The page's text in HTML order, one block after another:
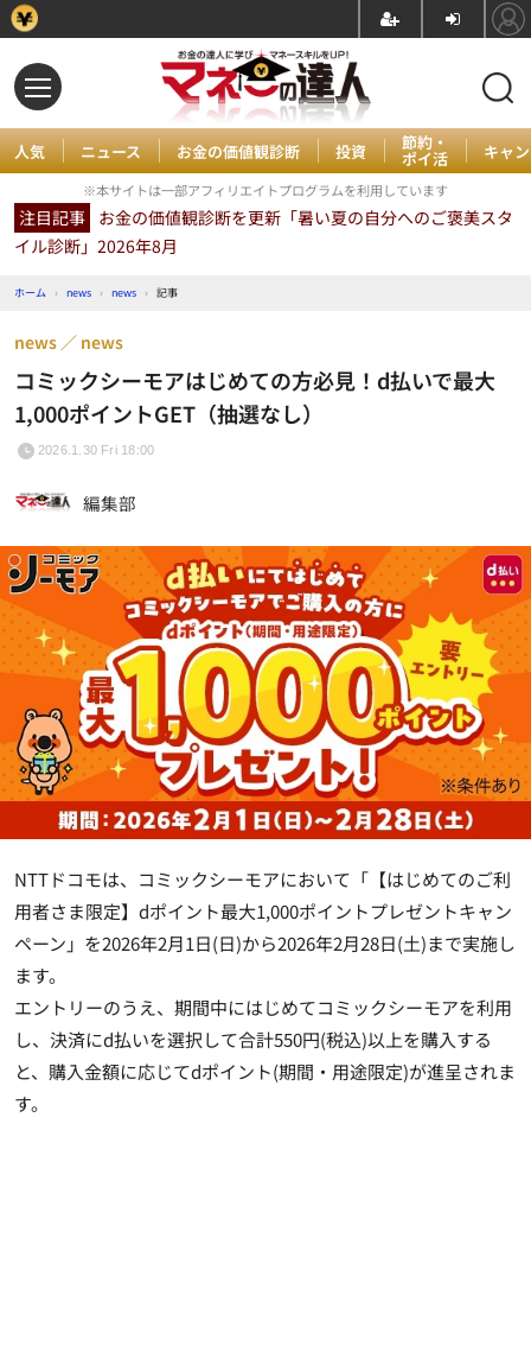
人気 ニュース お金の価値観診断 投資 節約・
ポイ活 キャ
※本サイトは一部アフィリエイトプログラムを利用しています
注目記事 お金の価値観診断を更新「暑い夏の自分へのご褒美スタ
イル診断」2026年8月
ホーム › news › news › 記事
コミックシーモアはじめての方必見！d払いで最大
1,000ポイントGET（抽選なし）
news news
2026.1.30 Fri 18:00
編集部
NTTドコモは、コミックシーモアにおいて「【はじめてのご利
用者さま限定】dポイント最大1,000ポイントプレゼントキャン
ペーン」を2026年2月1日(日)から2026年2月28日(土)まで実施し
ます。
エントリーのうえ、期間中にはじめてコミックシーモアを利用
し、決済にd払いを選択して合計550円(税込)以上を購入する
と、購入金額に応じてdポイント(期間・用途限定)が進呈されま
す。